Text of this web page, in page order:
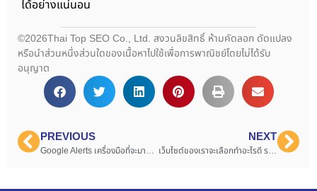
ได้อย่างแน่นอน
©2026Thai Top SEO Co., Ltd. สงวนลิขสิทธิ์ ห้ามคัดลอก ดัดแปลง
หรือนำส่วนหนึ่งส่วนใดของเนื้อหาไปใช้เพื่อการพาณิชย์โดยไม่ได้รับ
อนุญาต
PREVIOUS
Google Alerts เครื่องมือที่จะมาช่วยการทำ SEO
NEXT
เว็บไซต์ของเราจะเลือกทำอะไรดี ระหว่าง PPC หรือ SEO